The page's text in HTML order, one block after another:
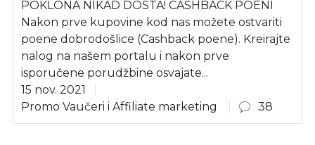
POKLONA NIKAD DOSTA! CASHBACK POENI
Nakon prve kupovine kod nas možete ostvariti
poene dobrodošlice (Cashback poene). Kreirajte
nalog na našem portalu i nakon prve
isporučene porudžbine osvajate...
15 nov. 2021
Promo Vaučeri i Affiliate marketing
38